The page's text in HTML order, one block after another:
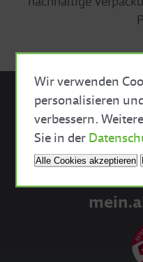
Wir verwenden
personalisieren
verbessern.
Sie in der
Alle Cookies akzeptieren